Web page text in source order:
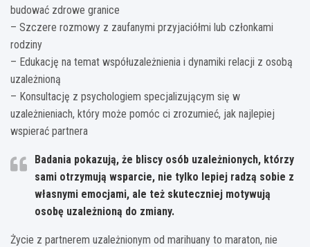
budować zdrowe granice
– Szczere rozmowy z zaufanymi przyjaciółmi lub członkami
rodziny
– Edukację na temat współuzależnienia i dynamiki relacji z osobą
uzależnioną
– Konsultację z psychologiem specjalizującym się w
uzależnieniach, który może pomóc ci zrozumieć, jak najlepiej
wspierać partnera
Badania pokazują, że bliscy osób uzależnionych, którzy
sami otrzymują wsparcie, nie tylko lepiej radzą sobie z
własnymi emocjami, ale też skuteczniej motywują
osobę uzależnioną do zmiany.
Życie z partnerem uzależnionym od marihuany to maraton, nie